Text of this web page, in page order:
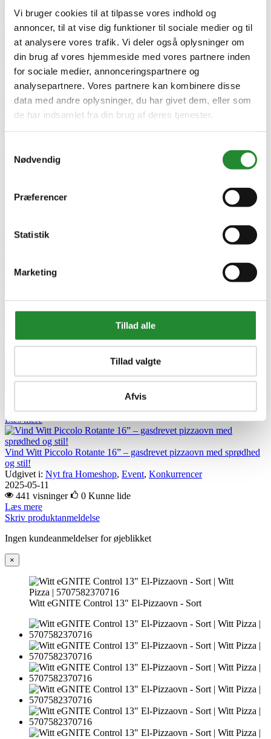
Vi bruger cookies til at tilpasse vores indhold og
annoncer, til at vise dig funktioner til sociale medier og til
at analysere vores trafik. Vi deler også oplysninger om
din brug af vores hjemmeside med vores partnere inden
for sociale medier, annonceringspartnere og
analysepartnere. Vores partnere kan kombinere disse
data med andre oplysninger, du har givet dem, eller som
de har indsamlet fra din brug af deres tjenester.
Nødvendig
Præferencer
Statistik
Marketing
Tillad alle
Tillad valgte
Afvis
Produktinformation
Farve
Sort
eGNITE
Model
CONTROL
El,Pizzaovn
Producent information
Witt Denmark A/S
www.wittpizza.com
Lev. varenr.
5707582370716
Vind Witt Piccolo 13” pizzaovn og tilbehør – se den til Grill Event
2025!
430 visninger
0 Kunne lide
Læs mere
Vind Witt Piccolo Rotante 16” – gasdrevet pizzaovn med sprødhed
og stil!
Udgivet i: Nyt fra Homeshop, Event, Konkurrencer
2025-05-11
441 visninger
0 Kunne lide
Læs mere
Skriv produktanmeldelse
Ingen kundeanmeldelser for øjeblikket
×
Witt eGNITE Control 13" El-Pizzaovn - Sort